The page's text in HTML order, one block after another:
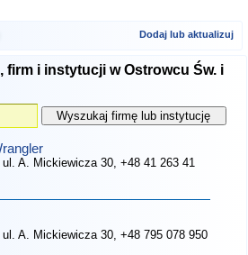
Dodaj lub aktualizuj
firm i instytucji w Ostrowcu Św. i
, ul. A. Mickiewicza 30, +48 41 263 41
, ul. A. Mickiewicza 30, +48 795 078 950